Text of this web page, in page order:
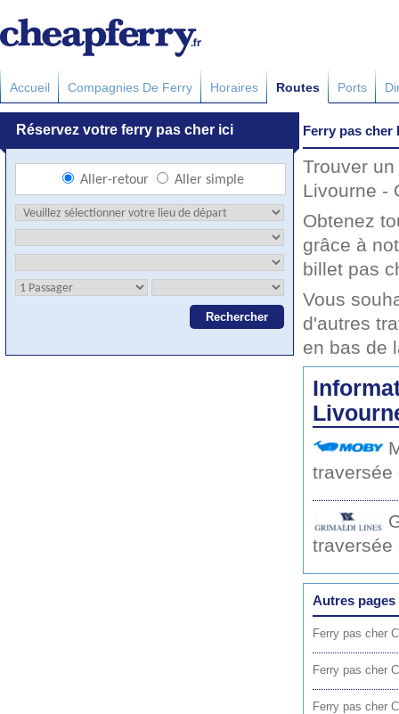
Accueil Compagnies De Ferry Horaires Routes Ports
Ferry pas cher
Trouver
Livourne -
Obtenez
grâce à
billet pas
Vous
d'autres
en bas de
traversée
traversée
Autres pages
Ferry pas cher
Ferry pas cher
Ferry pas cher